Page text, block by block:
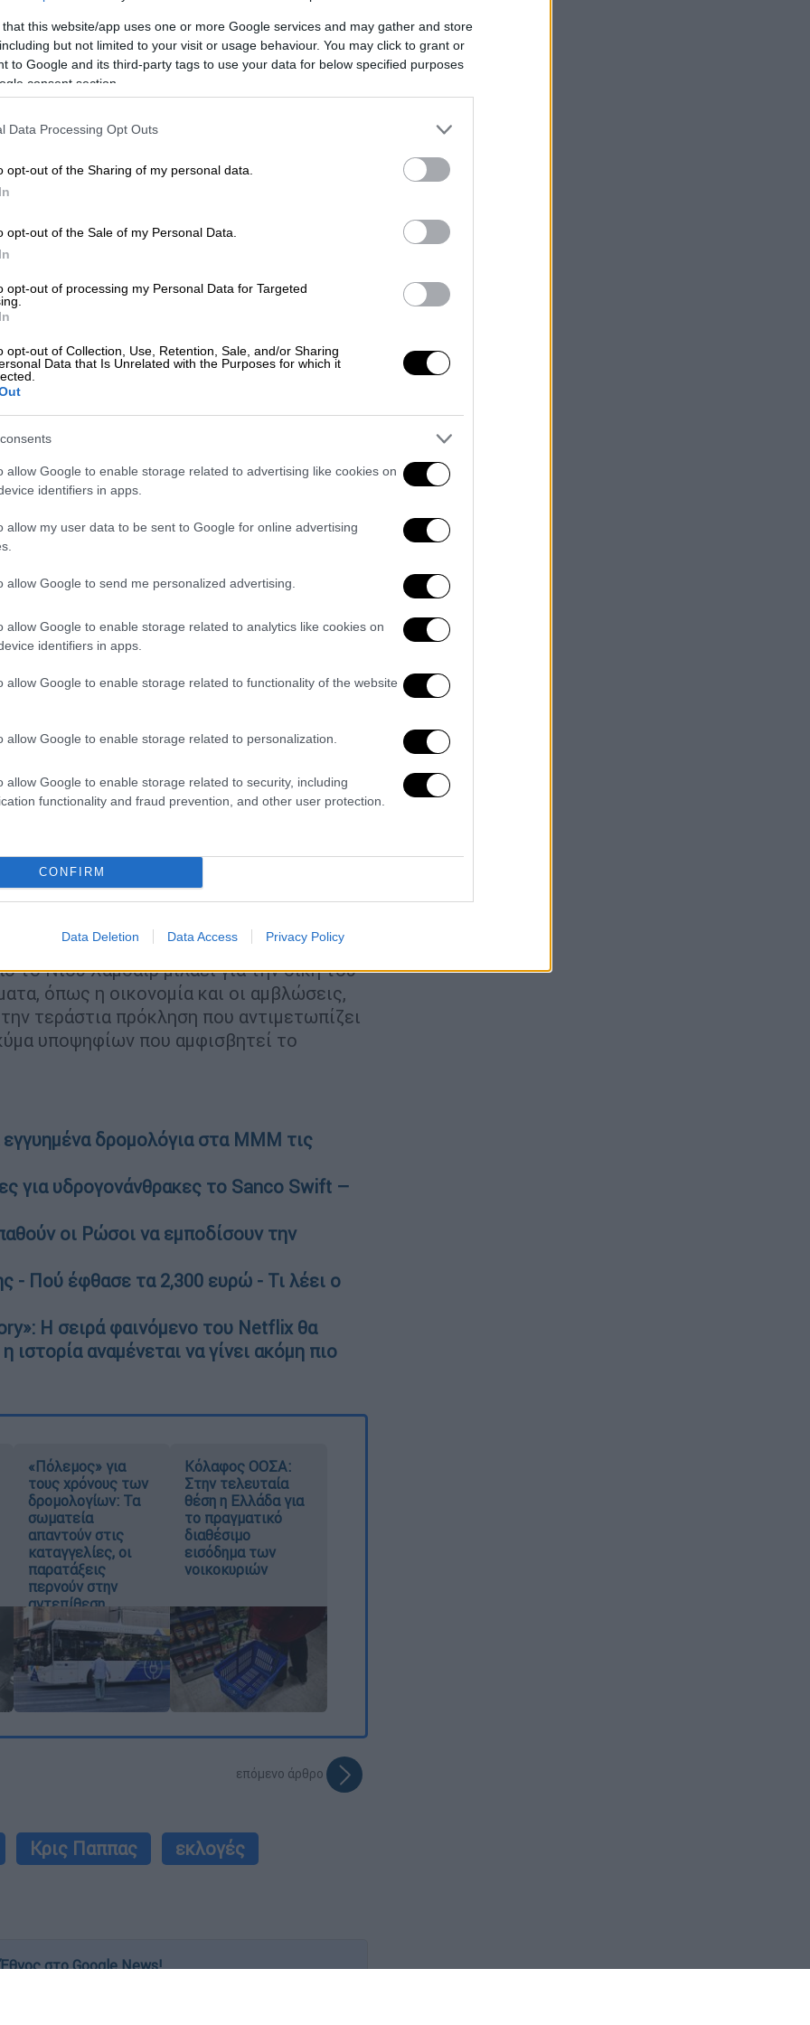
that this website/app uses one or more Google services and may gather and store
but not limited to your visit or usage behaviour. You may click to grant or
to Google and its third-party tags to use your data for below specified purposes
consent section.
Data Processing Opt Outs
opt-out of the Sharing of my personal data.
opt-out of the Sale of my Personal Data.
opt-out of processing my Personal Data for Targeted
opt-out of Collection, Use, Retention, Sale, and/or Sharing
Data that Is Unrelated with the Purposes for which it
allow Google to enable storage related to advertising like cookies on
identifiers in apps.
allow my user data to be sent to Google for online advertising
allow Google to send me personalized advertising.
allow Google to enable storage related to analytics like cookies on
identifiers in apps.
allow Google to enable storage related to functionality of the website
allow Google to enable storage related to personalization.
allow Google to enable storage related to security, including
functionality and fraud prevention, and other user protection.
CONFIRM
Data Deletion Data Access Privacy Policy
θα συνεχίσει να προωθεί μέχρι
για τον αμυντικό προϋπολογισμό (NDAA)
να χρησιμοποιήσει τα αμερικανικά F-16 για
όπως εξηγεί, κάτι τέτοιο είναι προς το
ΗΠΑ.
συστήματα, συμπεριλαμβανομένων των
παραβιάζουν την κυριαρχία της Ελλάδας
τους χώρο σε τακτική βάση.
θα συνεχίσουμε να εργαζόμαστε πάνω
επιτυχία στηνΒουλήκαι εργαζόμαστε με
να υιοθετήσουμε (την τροπολογία για
πωλήσεις», είπε χαρακτηριστικά και
είτε για τόσα άλλα που εμπίπτουν στη
θέση όταν λειτουργούμε
από το ποιος ελέγχει το Κογκρέσο,
που θα προωθούν την ενεργή
να υποστηρίξουμε αυτή τη σχέση,
σχέση είναι πιο ουσιαστική από ό,τι
Νιου Χάμσαϊρ μιλάει για την δική του
όπως η οικονομία και οι αμβλώσεις,
τεράστια πρόκληση που αντιμετωπίζει
υποψηφίων που αμφισβητεί το
εγγυημένα δρομολόγια στα ΜΜΜ τις
για υδρογονάνθρακες το Sanco Swift –
οι Ρώσοι να εμποδίσουν την
- Πού έφθασε τα 2,300 ευρώ - Τι λέει ο
Η σειρά φαινόμενο του Netflix θα
ιστορία αναμένεται να γίνει ακόμη πιο
«Πόλεμος» για
τους χρόνους των
δρομολογίων: Τα
σωματεία
απαντούν στις
καταγγελίες, οι
παρατάξεις
περνούν στην
αντεπίθεση
Κόλαφος ΟΟΣΑ:
Στην τελευταία
θέση η Ελλάδα για
το πραγματικό
διαθέσιμο
εισόδημα των
νοικοκυριών
επόμενο άρθρο
Κρις Παππας
εκλογές
στο Google News!